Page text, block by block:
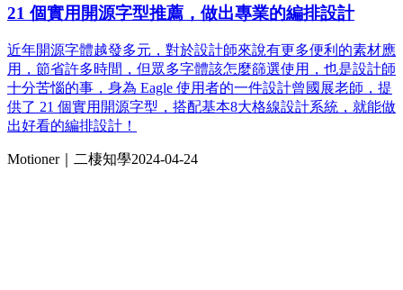
21 個實用開源字型推薦，做出專業的編排設計
近年開源字體越發多元，對於設計師來說有更多便利的素材應
用，節省許多時間，但眾多字體該怎麼篩選使用，也是設計師
十分苦惱的事，身為 Eagle 使用者的一件設計曾國展老師，提
供了 21 個實用開源字型，搭配基本8大格線設計系統，就能做
出好看的編排設計！
Motioner｜二棲知學2024-04-24